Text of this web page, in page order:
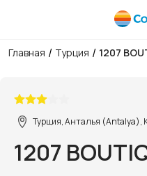
Главная / Турция / 1207
Турция, Анталья (Antalya),
1207